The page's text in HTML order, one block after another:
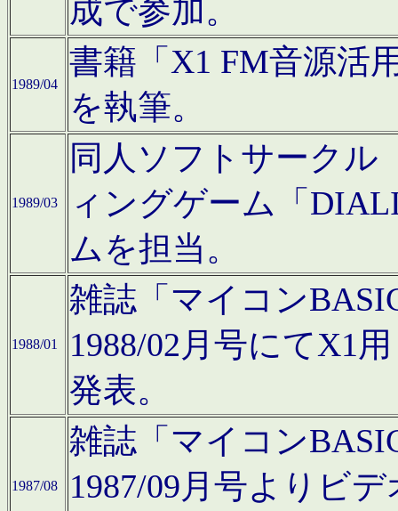
成で参加。
1989/04
書籍「X1 FM音源活
を執筆。
1989/03
同人ソフトサークル
ィングゲーム「
ムを担当。
1988/01
雑誌「マイコン
1988/02月号にてX1
発表。
1987/08
雑誌「マイコン
1987/09月号よりビ